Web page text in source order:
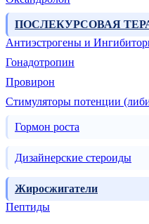
ПОСЛЕКУРСОВАЯ
Антиэстрогены и
Гонадотропин
Провирон
Стимуляторы потенции
Гормон роста
Дизайнерские стероиды
Жиросжигатели
Пептиды